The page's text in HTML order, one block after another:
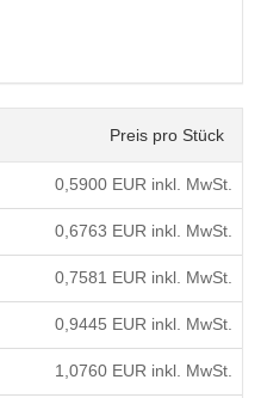
Preis pro Stück
0,5900 EUR inkl. MwSt.
0,6763 EUR inkl. MwSt.
0,7581 EUR inkl. MwSt.
0,9445 EUR inkl. MwSt.
1,0760 EUR inkl. MwSt.